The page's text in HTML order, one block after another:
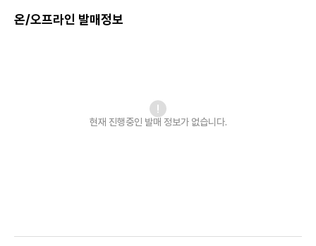
온/오프라인 발매정보
현재 진행중인 발매 정보가 없습니다.